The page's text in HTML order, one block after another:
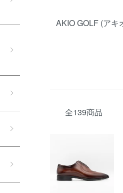
AKIO GOLF (アキ
全139商品